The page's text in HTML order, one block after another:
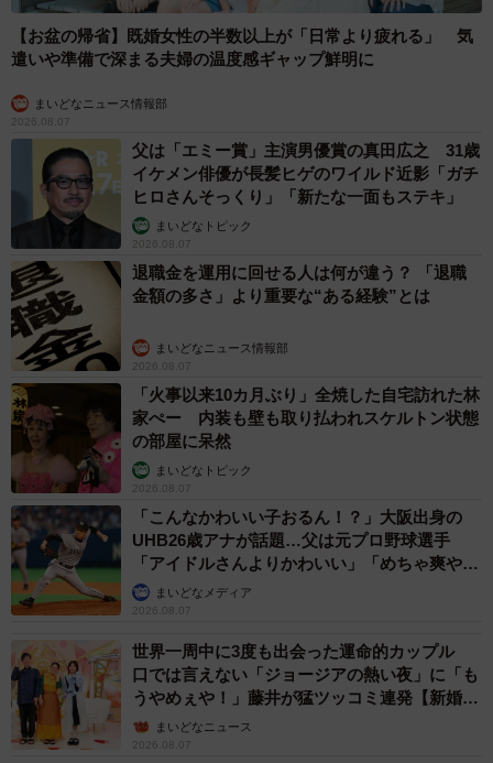
【お盆の帰省】既婚女性の半数以上が「日常より疲れる」 気
遣いや準備で深まる夫婦の温度感ギャップ鮮明に
まいどなニュース情報部
2026.08.07
父は「エミー賞」主演男優賞の真田広之 31歳
イケメン俳優が長髪ヒゲのワイルド近影「ガチ
ヒロさんそっくり」「新たな一面もステキ」
まいどなトピック
2026.08.07
退職金を運用に回せる人は何が違う？ 「退職
金額の多さ」より重要な“ある経験”とは
まいどなニュース情報部
2026.08.07
「火事以来10カ月ぶり」全焼した自宅訪れた林
家ぺー 内装も壁も取り払われスケルトン状態
の部屋に呆然
まいどなトピック
2026.08.07
「こんなかわいい子おるん！？」大阪出身の
UHB26歳アナが話題…父は元プロ野球選手
「アイドルさんよりかわいい」「めちゃ爽や
か」まいどなメディア
2026.08.07
世界一周中に3度も出会った運命的カップル
口では言えない「ジョージアの熱い夜」に「も
うやめぇや！」藤井が猛ツッコミ連発【新婚さ
ん】まいどなニュース
2026.08.07